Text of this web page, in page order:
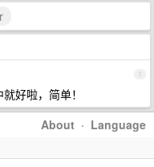
1
好啦，简单！
About · Language